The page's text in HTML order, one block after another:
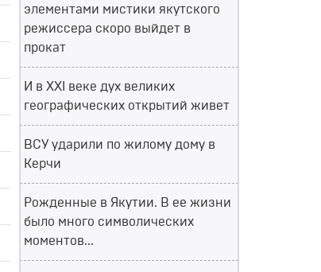
элементами мистики якутского
режиссера скоро выйдет в
прокат
И в XXI веке дух великих
географических открытий живет
ВСУ ударили по жилому дому в
Керчи
Рожденные в Якутии. В ее жизни
было много символических
моментов...